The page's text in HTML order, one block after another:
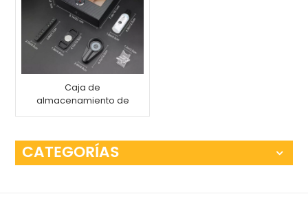
Caja de
almacenamiento de
embalaje de madera
con humidificador
CATEGORÍAS